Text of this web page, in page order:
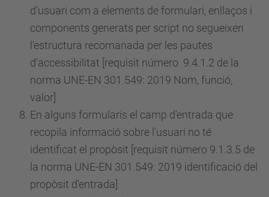
d'usuari com a elements de formulari, enllaços i
components generats per script no segueixen
l'estructura recomanada per les pautes
d'accessibilitat [requisit número 9.4.1.2 de la
norma UNE-EN 301.549: 2019 Nom, funció,
valor]
En alguns formularis el camp d'entrada que
recopila informació sobre l'usuari no té
identificat el propòsit [requisit número 9.1.3.5 de
la norma UNE-EN 301.549: 2019 identificació del
propòsit d'entrada]